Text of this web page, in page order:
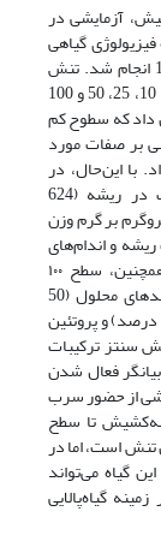
آزمایشی در
گیاهی
دانشکده علوم پایه دانشگاه یاسوج، در سال 1403 انجام شد. تنش
سرب از منبع نیترات سرب در غلظت‌های صفر، پنج، 10، 25، 50 و 100
داد که سطوح کم
بر صفات مورد
با این‌حال، در
غلظت ۱۰۰ میکرومولار نیترات سرب، تجمع سرب در ریشه (624
وزن خشک) و اندام هوایی (15 میکروگرم بر گرم وزن
و اندام‌های
هوایی به‌ترتیب کاهش 67 و 62 درصدی یافت. همچنین، سطح ۱۰۰
میکرومولار نیترات سرب باعث افزایش محتوای قندهای محلول (50
درصد)، آنتوسیانین (293 درصد)، فلاونوئید کل (41 درصد) و پروتئین
سنتز ترکیبات
بیانگر فعال شدن
از حضور سرب
تا سطح
به تحمل تنش است، اما در
گیاه می‌تواند
گیاه‌پالایی